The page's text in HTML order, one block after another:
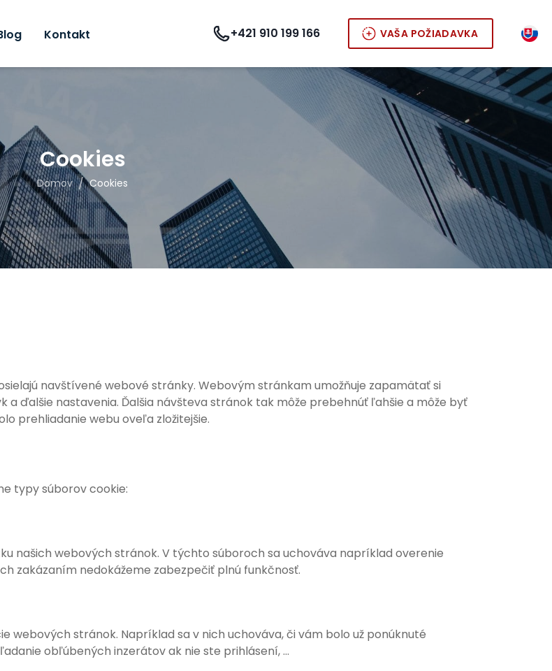
Kontakt +421 910 199 166 VAŠA POŽIADAVKA
Cookies
Domov / Cookies
navštívené webové stránky. Webovým stránkam umožňuje zapamätať si
ďalšie nastavenia. Ďalšia návšteva stránok tak môže prebehnúť ľahšie a môže byť
prehliadanie webu oveľa zložitejšie.
typy súborov cookie:
našich webových stránok. V týchto súboroch sa uchováva napríklad overenie
zakázaním nedokážeme zabezpečiť plnú funkčnosť.
webových stránok. Napríklad sa v nich uchováva, či vám bolo už ponúknuté
obľúbených inzerátov ak nie ste prihlásení, ...